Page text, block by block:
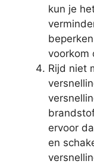
kun je
voorkom
Rijd niet
ervoor
en